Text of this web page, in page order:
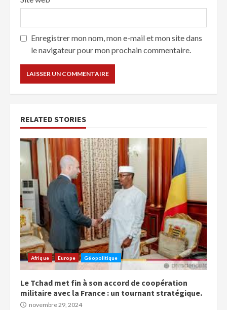
Enregistrer mon nom, mon e-mail et mon site dans
le navigateur pour mon prochain commentaire.
RELATED STORIES
Afrique Europe Géopolitique
Le Tchad met fin à son accord de coopération
militaire avec la France : un tournant stratégique.
novembre 29, 2024